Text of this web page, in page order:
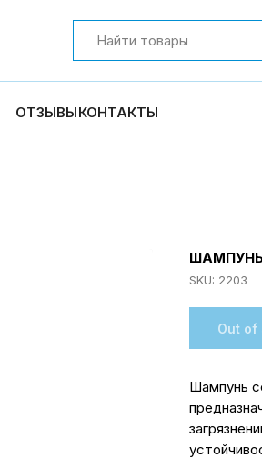
ОТЗЫВЫКОНТАКТЫ
SKU: 2203
Out of
Шампунь